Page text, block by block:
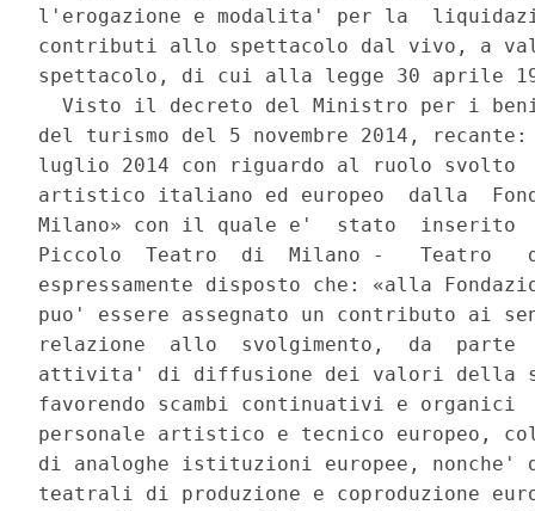
l'erogazione e modalita' per la
contributi allo spettacolo dal vivo, a
spettacolo, di cui alla legge 30 aprile
Visto il decreto del Ministro per i
del turismo del 5 novembre 2014,
luglio 2014 con riguardo al ruolo svolto
artistico italiano ed europeo  dalla
Milano» con il quale e'  stato  inserito
Piccolo  Teatro  di  Milano -   Teatro
espressamente disposto che: «alla
puo' essere assegnato un contributo ai
relazione  allo  svolgimento,  da
attivita' di diffusione dei valori della
favorendo scambi continuativi e
personale artistico e tecnico europeo,
di analoghe istituzioni europee, nonche'
teatrali di produzione e coproduzione